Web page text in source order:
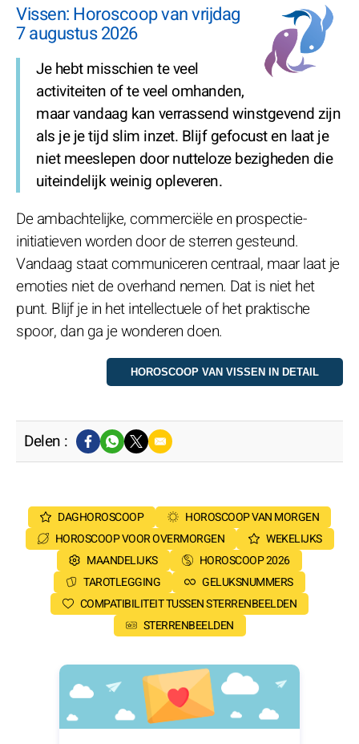
Vissen: Horoscoop van vrijdag
7 augustus 2026
Je hebt misschien te veel
activiteiten of te veel omhanden,
maar vandaag kan verrassend winstgevend zijn
als je je tijd slim inzet. Blijf gefocust en laat je
niet meeslepen door nutteloze bezigheden die
uiteindelijk weinig opleveren.
De ambachtelijke, commerciële en prospectie-
initiatieven worden door de sterren gesteund.
Vandaag staat communiceren centraal, maar laat je
emoties niet de overhand nemen. Dat is niet het
punt. Blijf je in het intellectuele of het praktische
spoor, dan ga je wonderen doen.
Delen :
DAGHOROSCOOP
HOROSCOOP VAN MORGEN
HOROSCOOP VOOR OVERMORGEN
WEKELIJKS
MAANDELIJKS
HOROSCOOP 2026
TAROTLEGGING
GELUKSNUMMERS
COMPATIBILITEIT TUSSEN STERRENBEELDEN
STERRENBEELDEN